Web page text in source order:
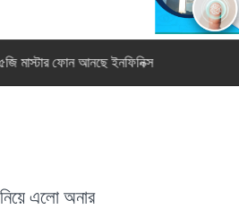
নতুন সি-সিরিজ স্মার্টফোন নিয়ে আসছে রিয়েলমি
নিয়ে এলো অনার